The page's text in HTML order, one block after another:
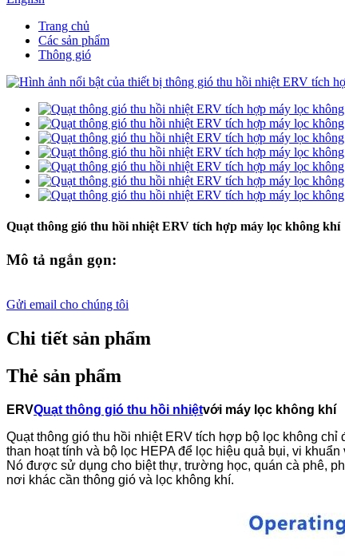
Trang chủ
Các sản phẩm
Thông gió
Quạt thông gió thu hồi nhiệt ERV tích hợp máy lọc không khí
Mô tả ngắn gọn:
Gửi email cho chúng tôi
Chi tiết sản phẩm
Thẻ sản phẩm
ERVQuạt thông gió thu hồi nhiệtvới máy lọc không khí
Quạt thông gió thu hồi nhiệt ERV tích hợp bộ lọc không
than hoạt tính và bộ lọc HEPA để lọc hiệu quả bụi, vi
Nó được sử dụng cho biệt thự, trường học, quán cà phê,
nơi khác cần thông gió và lọc không khí.